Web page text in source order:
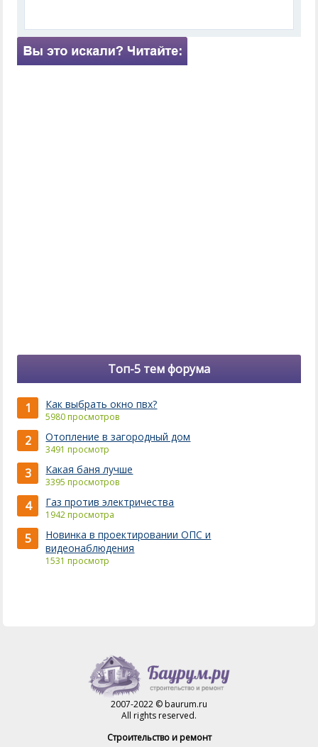
Топ-5 тем форума
1 Как выбрать окно пвх?
5980 просмотров
2 Отопление в загородный дом
3491 просмотр
3 Какая баня лучше
3395 просмотров
4 Газ против электричества
1942 просмотра
5
Новинка в проектировании ОПС и
видеонаблюдения
1531 просмотр
2007-2022 © baurum.ru
All rights reserved.
Строительство и ремонт